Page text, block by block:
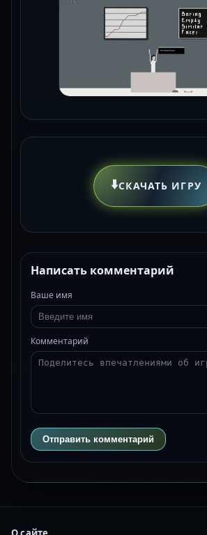
⬇️СКАЧАТЬ ИГРУ
Написать комментарий
Ваше имя
Комментарий
Отправить комментарий